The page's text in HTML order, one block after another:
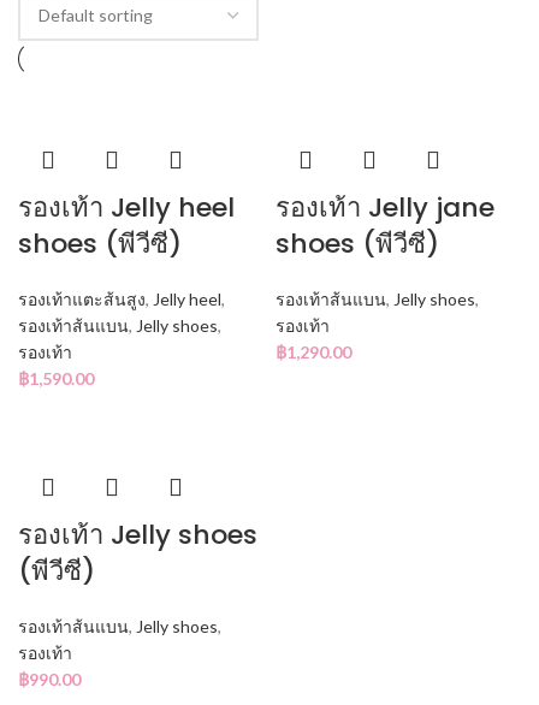
รองเท้า Jelly heel
shoes (พีวีซี)
รองเท้าแตะส้นสูง, Jelly heel,
รองเท้าส้นแบน, Jelly shoes,
รองเท้า
฿1,590.00
รองเท้า Jelly jane
shoes (พีวีซี)
รองเท้าส้นแบน, Jelly shoes,
รองเท้า
฿1,290.00
รองเท้า Jelly shoes
(พีวีซี)
รองเท้าส้นแบน, Jelly shoes,
รองเท้า
฿990.00